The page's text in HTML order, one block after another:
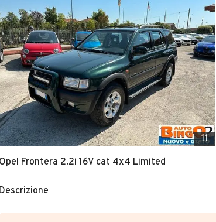
11
Opel Frontera 2.2i 16V cat 4x4 Limited
Descrizione